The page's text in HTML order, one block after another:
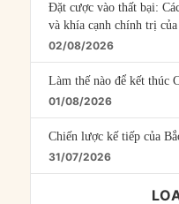
Đặt cược vào thất bại:
và khía cạnh chính trị
02/08/2026
Làm thế nào để kết thúc
01/08/2026
Chiến lược kế tiếp của
31/07/2026